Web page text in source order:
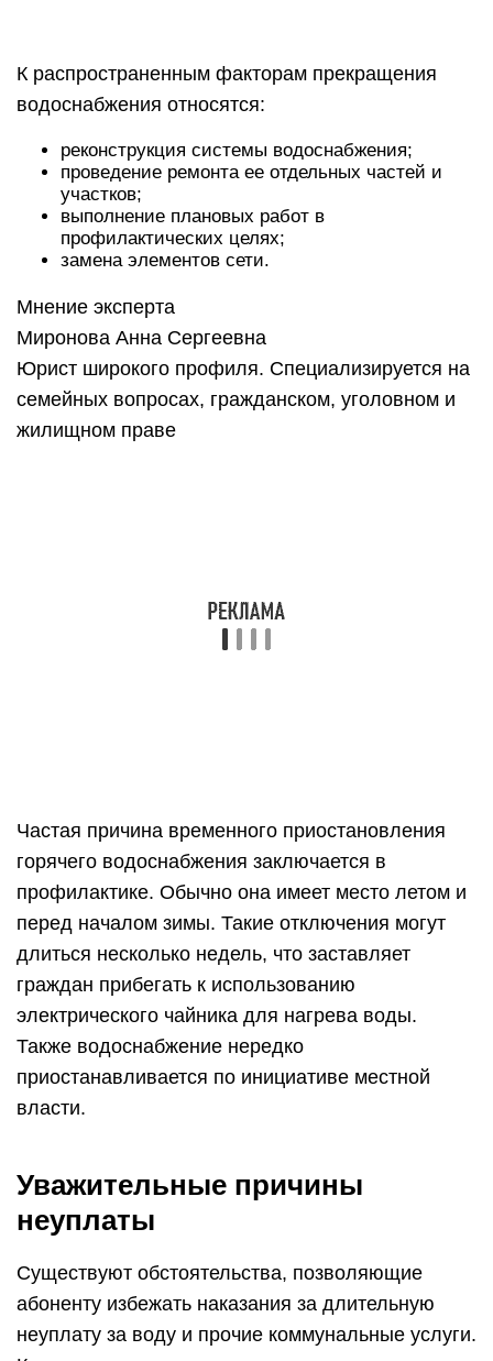
К распространенным факторам прекращения
водоснабжения относятся:
реконструкция системы водоснабжения;
проведение ремонта ее отдельных частей и
участков;
выполнение плановых работ в
профилактических целях;
замена элементов сети.
Мнение эксперта
Миронова Анна Сергеевна
Юрист широкого профиля. Специализируется на
семейных вопросах, гражданском, уголовном и
жилищном праве
Частая причина временного приостановления
горячего водоснабжения заключается в
профилактике. Обычно она имеет место летом и
перед началом зимы. Такие отключения могут
длиться несколько недель, что заставляет
граждан прибегать к использованию
электрического чайника для нагрева воды.
Также водоснабжение нередко
приостанавливается по инициативе местной
власти.
Уважительные причины
неуплаты
Существуют обстоятельства, позволяющие
абоненту избежать наказания за длительную
неуплату за воду и прочие коммунальные услуги.